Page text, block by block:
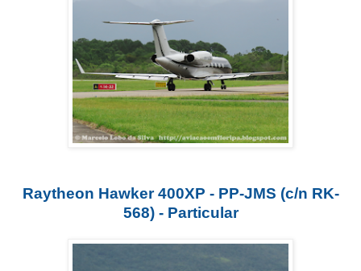
Raytheon Hawker 400XP - PP-JMS (c/n RK-
568) - Particular